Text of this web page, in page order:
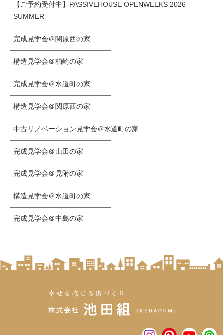
【ご予約受付中】PASSIVEHOUSE OPENWEEKS 2026
SUMMER
完成見学会＠関原西の家
構造見学会＠柏崎の家
完成見学会＠水道町の家
構造見学会＠関原西の家
中古リノベーション見学会＠水道町の家
完成見学会＠山田の家
完成見学会＠見附の家
構造見学会＠水道町の家
完成見学会＠中島の家